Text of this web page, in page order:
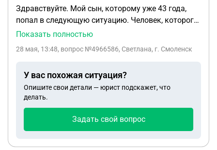
Здравствуйте. Мой сын, которому уже 43 года,
попал в следующую ситуацию. Человек, которого
зовут Сергей, положил в пакет сына
где-то пистолет. Сергей написал заявление в
дело, не разбираясь, и предложили либо тюрьма,
где его сгноят, либо СВО. Действия полиции, как я
понимаю, противозаконны. Куда обратиться по
тюрьмы и подписал документы на СВО. Сегодня
Показать полностью
28 мая, 13:48, вопрос №4966586, Светлана, г. Смоленск
У вас похожая ситуация?
Опишите свои детали — юрист подскажет, что
делать.
Задать свой вопрос